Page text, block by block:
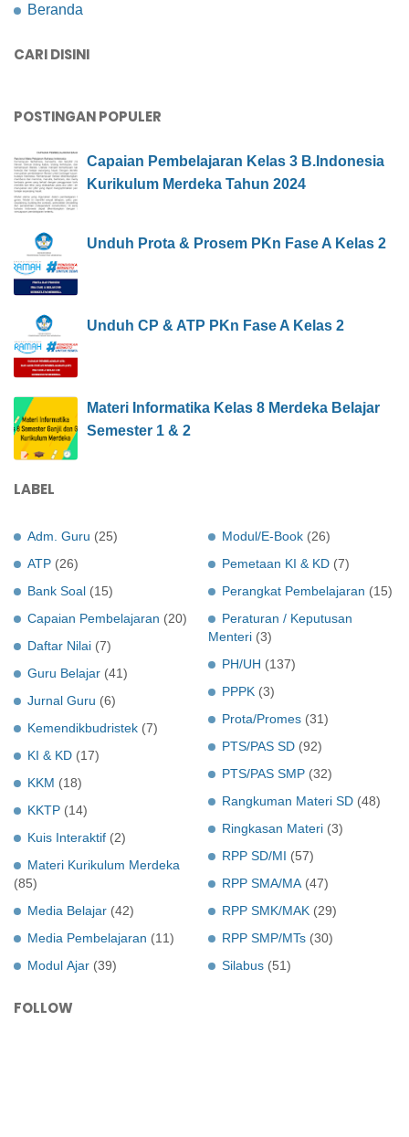
Beranda
CARI DISINI
POSTINGAN POPULER
Capaian Pembelajaran Kelas 3 B.Indonesia
Kurikulum Merdeka Tahun 2024
Unduh Prota & Prosem PKn Fase A Kelas 2
Unduh CP & ATP PKn Fase A Kelas 2
Materi Informatika Kelas 8 Merdeka Belajar
Semester 1 & 2
LABEL
Adm. Guru (25)
ATP (26)
Bank Soal (15)
Capaian Pembelajaran (20)
Daftar Nilai (7)
Guru Belajar (41)
Jurnal Guru (6)
Kemendikbudristek (7)
KI & KD (17)
KKM (18)
KKTP (14)
Kuis Interaktif (2)
Materi Kurikulum Merdeka
(85)
Media Belajar (42)
Media Pembelajaran (11)
Modul Ajar (39)
Modul/E-Book (26)
Pemetaan KI & KD (7)
Perangkat Pembelajaran (15)
Peraturan / Keputusan
Menteri (3)
PH/UH (137)
PPPK (3)
Prota/Promes (31)
PTS/PAS SD (92)
PTS/PAS SMP (32)
Rangkuman Materi SD (48)
Ringkasan Materi (3)
RPP SD/MI (57)
RPP SMA/MA (47)
RPP SMK/MAK (29)
RPP SMP/MTs (30)
Silabus (51)
FOLLOW